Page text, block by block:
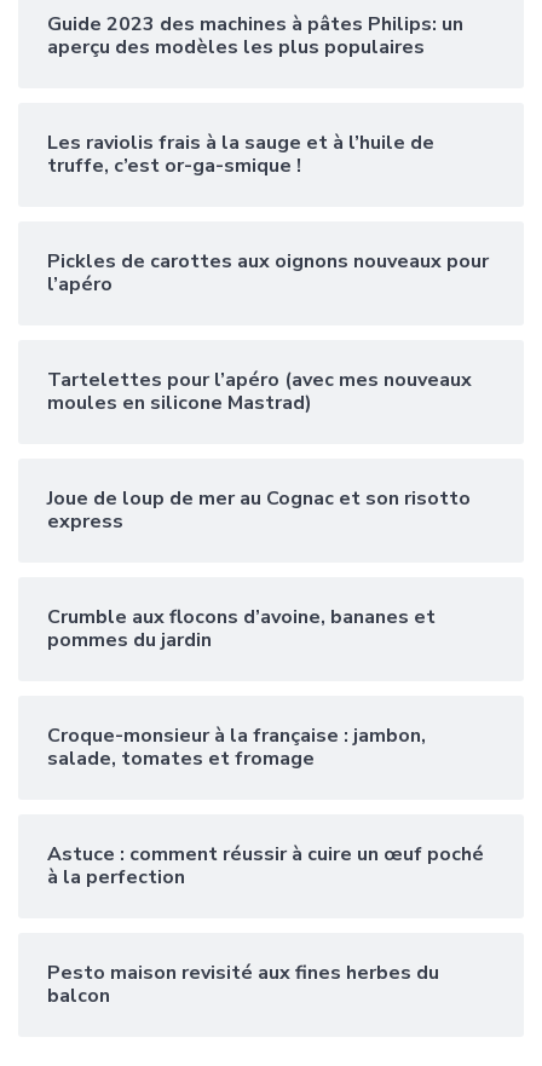
Guide 2023 des machines à pâtes Philips: un
aperçu des modèles les plus populaires
Les raviolis frais à la sauge et à l’huile de
truffe, c’est or-ga-smique !
Pickles de carottes aux oignons nouveaux pour
l’apéro
Tartelettes pour l’apéro (avec mes nouveaux
moules en silicone Mastrad)
Joue de loup de mer au Cognac et son risotto
express
Crumble aux flocons d’avoine, bananes et
pommes du jardin
Croque-monsieur à la française : jambon,
salade, tomates et fromage
Astuce : comment réussir à cuire un œuf poché
à la perfection
Pesto maison revisité aux fines herbes du
balcon